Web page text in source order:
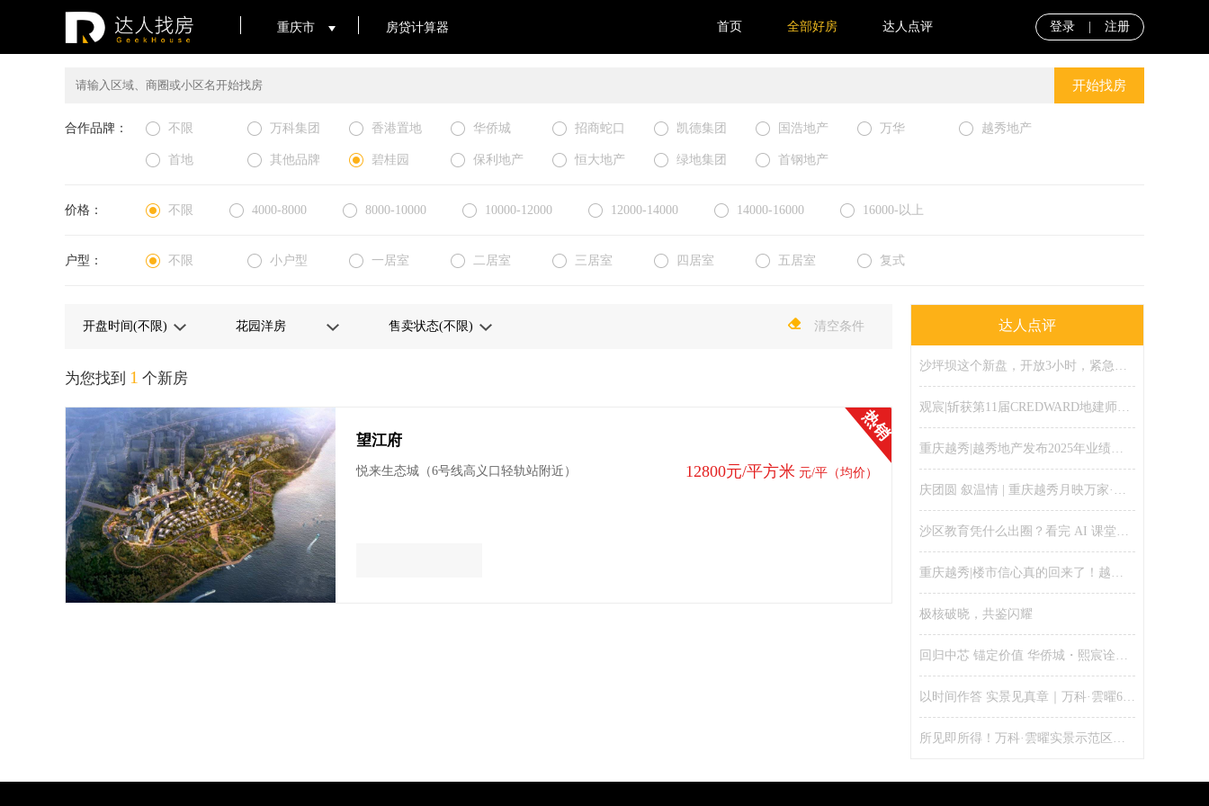
重庆市 房贷计算器 首页 全部好房 达人点评 登录 注册
开始找房
合作品牌： 不限 万科集团 香港置地 华侨城 招商蛇口 凯德集团 国浩地产 万华 越秀地产
首地 其他品牌 碧桂园 保利地产 恒大地产 绿地集团 首钢地产
价格： 不限 4000-8000 8000-10000 10000-12000 12000-14000 14000-16000 16000-以上
户型： 不限 小户型 一居室 二居室 三居室 四居室 五居室 复式
清空条件
为您找到 1 个新房
望江府
悦来生态城（6号线高义口轻轨站附近） 12800元/平方米 元/平（均价）
热销
达人点评
沙坪坝这个新盘，开放3小时，紧急限流！
观宸|斩获第11届CREDWARD地建师设计大奖金奖
重庆越秀|越秀地产发布2025年业绩：聚焦核心城市、财务安全稳健、保持千亿规模
庆团圆 叙温情 | 重庆越秀月映万家·宴和邻里活动温情落幕！
沙区教育凭什么出圈？看完 AI 课堂就懂了
重庆越秀|楼市信心真的回来了！越秀全国售楼处人气爆棚、五一假期单日劲销16亿
极核破晓，共鉴闪耀
回归中芯 锚定价值 华侨城・熙宸诠释新规好房的资产逻辑
以时间作答 实景见真章｜万科·雲曜6月25日实景示范区全开，兑现理想改善生活
所见即所得！万科·雲曜实景示范区开放，配套、园林、功能空间提前兑现